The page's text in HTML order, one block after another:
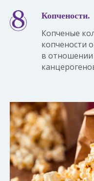
Копчености.
Копченые
копчености
в